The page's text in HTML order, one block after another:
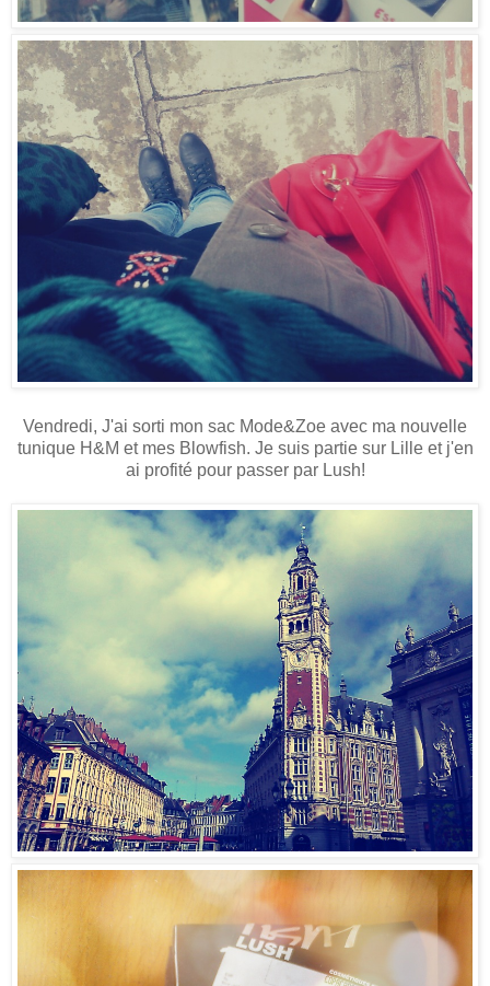
Vendredi, J'ai sorti mon sac Mode&Zoe avec ma nouvelle
tunique H&M et mes Blowfish. Je suis partie sur Lille et j'en
ai profité pour passer par Lush!